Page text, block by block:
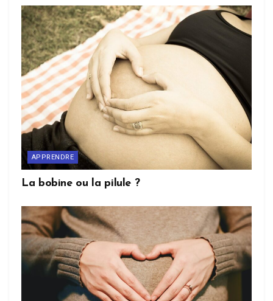
APPRENDRE
La bobine ou la pilule ?